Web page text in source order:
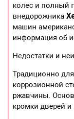
колес и полный
внедорожника
машин
информация об
Недостатки и
Традиционно
коррозионной
ржавчины.
кромки дверей и